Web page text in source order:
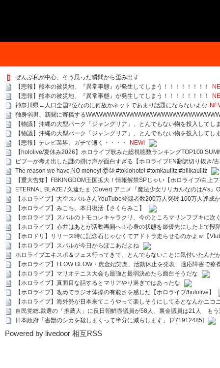
ぜんぶ私が中心、そう思った瞬間から歪み出す
【悲報】熊本の被災地、『異常事態』が発生してしまう！！！！！！！！
【悲報】熊本の被災地、『異常事態』が発生してしまう！！！！！！！！
神奈川県←人口全国2位なのに何故かネットであまり話題にならないよな
独身弱男、新聞に寄稿する
【物議】沖縄の大型パーク「ジャングリア」、とんでもない物を投入してし
【物議】沖縄の大型パーク「ジャングリア」、とんでもない物を投入してし
【悲報】テレビ業界、ガチで逝く・・・・
NEW!
【hololive/夏休み2026】ホロライブ歌みた総視聴数ランキングTOP100
ビブーが考え出した謎の掛け声が面白すぎる【ホロライブEN翻訳切り抜き/
The reason we have NO money! 🤯🥲 #tokiohotel #tomkaulitz #billkaulitz
【重大告知】FBKINGDOM王国拡大！情報解禁SPじゃい【ホロライブ/白上
ETERNAL BLAZE / 久遠たま (Cover) アニメ『魔法少女リリカルなのはA's』
【ホロライブ】大空スバルさんYouTube登録者数200万人突破 100万人達成
【ホロライブ】みこち、本日復活【さくらみこ】
【ホロライブ】スバルのトモコレキャラクリ、今のところマリンフブキに
【ホロライブ】赤井はあとが活動再開へ！心身の状態を最優先にした上で段
【ホロドリ】リリース時に記念石じゃなくてアドトラ走らせるのかよｗ【
【ホロライブ】スバルが今日からぽこあだよね
ホロライブエキスポ＆フェス行ってきて、とんでもないことに気付いたんだ
【ホロライブ】FLOW GLOW・虎金妃笑虎、活動休止を発表 適応障害で療
【ホロライブ】マリオテニス大会も最強と最弱決めたら面白そうだな
【ホロライブ】真面目な話するとマリアやり過ぎではあったな
【ホロライブ】改めてラジオ体操の有能さを感じた【ホロライブ/hololive】
【ホロライブ】海外勢が日本来てこうやって楽しそうにしてるとなんかニコ
自民党総.裁選の「推薦人」に反日朝鮮壺議員が58人、裏金議員は21人 も
日本政府「害獣のシカを殺しまくって半分に減らします」 [271912485]
Powered by livedoor 相互RSS